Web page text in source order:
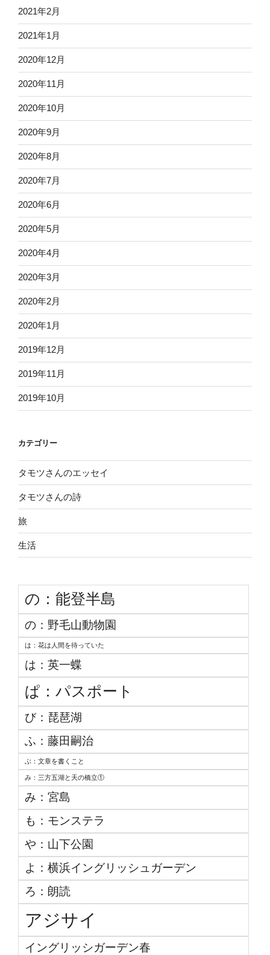
2021年2月
2021年1月
2020年12月
2020年11月
2020年10月
2020年9月
2020年8月
2020年7月
2020年6月
2020年5月
2020年4月
2020年3月
2020年2月
2020年1月
2019年12月
2019年11月
2019年10月
カテゴリー
タモツさんのエッセイ
タモツさんの詩
旅
生活
の：能登半島
の：野毛山動物園
は：花は人間を待っていた
は：英一蝶
ぱ：パスポート
び：琵琶湖
ふ：藤田嗣治
ぶ：文章を書くこと
み：三方五湖と天の橋立①
み：宮島
も：モンステラ
や：山下公園
よ：横浜イングリッシュガーデン
ろ：朗読
アジサイ
イングリッシガーデン春